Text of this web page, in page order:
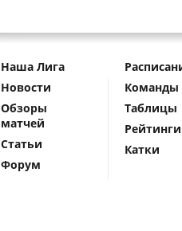
Наша Лига
Новости
Обзоры
матчей
Статьи
Форум
Команды
Таблицы
Рейтинги
Катки